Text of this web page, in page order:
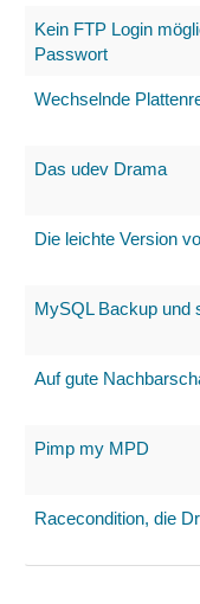
Kein FTP Login
Passwort
Wechselnde
Das udev Drama
Die leichte Version
MySQL Backup und
Auf gute
Pimp my MPD
Racecondition, die